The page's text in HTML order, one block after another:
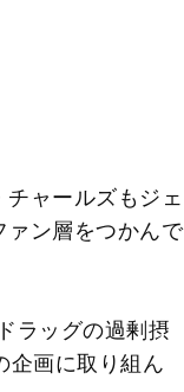
ャールズもジェ
ァン層をつかんで
ラッグの過剰摂
企画に取り組ん